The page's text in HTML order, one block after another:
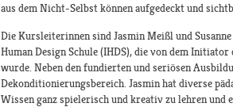
aus dem Nicht-Selbst können aufgedeckt und
Die Kursleiterinnen sind Jasmin Meißl und
Human Design Schule (IHDS), die von dem
wurde. Neben den fundierten und seriösen
Dekonditionierungsbereich. Jasmin hat diverse
Wissen ganz spielerisch und kreativ zu lehren und